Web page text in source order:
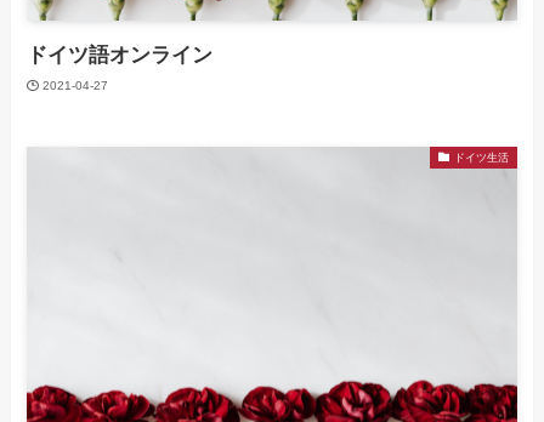
ドイツ語オンライン
2021-04-27
ドイツ生活